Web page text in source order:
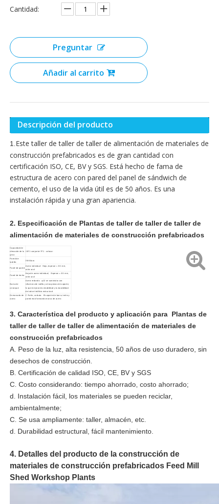
Cantidad:
Preguntar
Añadir al carrito
Descripción del producto
1. Este taller de taller de taller de alimentación de materiales de
construcción prefabricados es de gran cantidad con
certificación ISO, CE, BV y SGS. Está hecho de fama de
estructura de acero con pared del panel de sándwich de
cemento, el uso de la vida útil es de 50 años. Es una
instalación rápida y una gran apariencia.
2. Especificación de Plantas de taller de taller de taller de
alimentación de materiales de construcción prefabricados
Capacidad de
elevación de la
grúa:
15t*1 conjunto+7t*1 colocar
Pared de
ladrillo:
3M Altura
Panel de pared:
Acero individual Hoja, espesor = 0.5 mm,
color azul
Panel de techo:
Hoja de acero individual, Espesor = 0.5 mm,
color azul
Barra de
arranque:
Acero redondo φ12 se suministra con
refuerzos de rodilla y otras piezas de soporte,
lo que mejorará la estabilidad y la durabilidad
de todo el edificio estructural
Enmarcado de
acero
C Purlin, corbata El soporte de barra, techo y
pared está formando marco de acero
incluyó el haz
de la grúa:
rominación, que se atornillará en el sitio
3. Característica del producto y aplicación para Plantas de
taller de taller de taller de alimentación de materiales de
construcción prefabricados
A. Peso de la luz, alta resistencia, 50 años de uso duradero, sin
desechos de construcción.
B. Certificación de calidad ISO, CE, BV y SGS
C. Costo considerando: tiempo ahorrado, costo ahorrado;
d. Instalación fácil, los materiales se pueden reciclar,
ambientalmente;
C. Se usa ampliamente: taller, almacén, etc.
d. Durabilidad estructural, fácil mantenimiento.
4. Detalles del producto de la construcción de
materiales de construcción prefabricados Feed Mill
Shed Workshop Plants